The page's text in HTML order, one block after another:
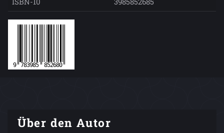
Über den Autor